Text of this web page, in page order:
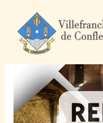
Accueil 2026 avril
Visite Guidée des